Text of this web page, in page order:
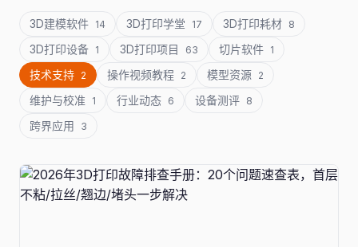
3D建模软件 14 3D打印学堂 17 3D打印耗材 8
3D打印设备 1 3D打印项目 63 切片软件 1
技术支持 2 操作视频教程 2 模型资源 2
维护与校准 1 行业动态 6 设备测评 8
跨界应用 3